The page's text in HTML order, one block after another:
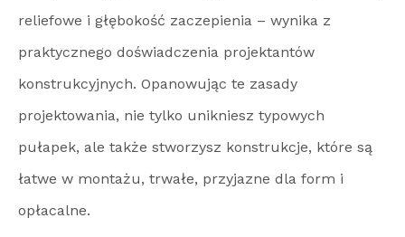
reliefowe i głębokość zaczepienia – wynika z
praktycznego doświadczenia projektantów
konstrukcyjnych. Opanowując te zasady
projektowania, nie tylko unikniesz typowych
pułapek, ale także stworzysz konstrukcje, które są
łatwe w montażu, trwałe, przyjazne dla form i
opłacalne.